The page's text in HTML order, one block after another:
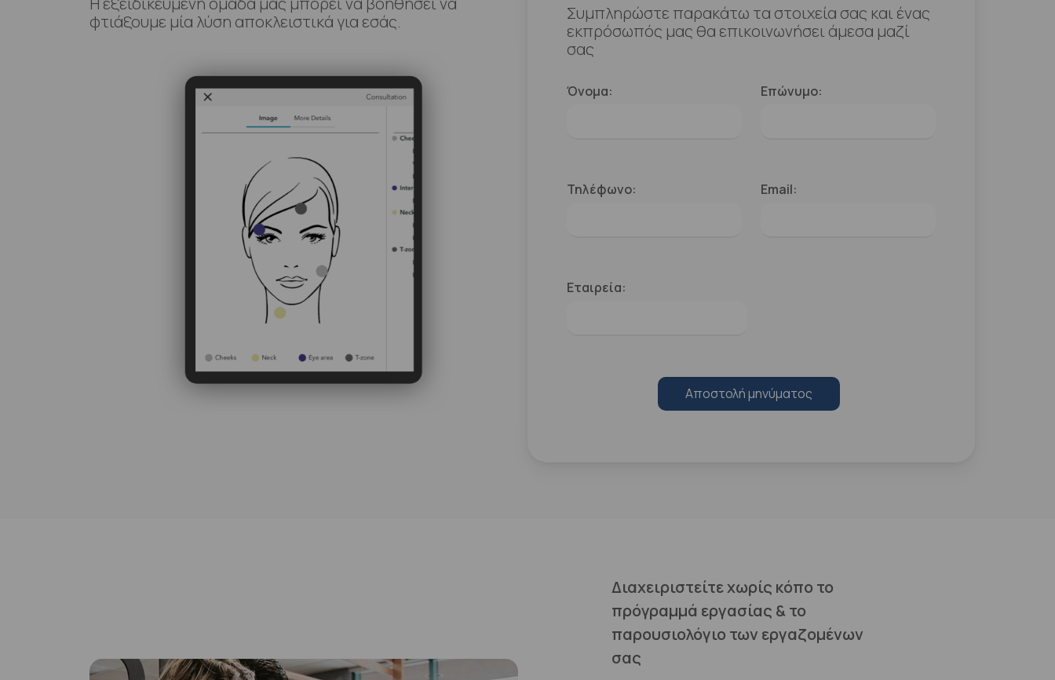
φτιάξουμε μία λύση αποκλειστικά για εσάς.
Συμπληρώστε παρακάτω τα στοιχεία σας και ένας
εκπρόσωπός μας θα επικοινωνήσει άμεσα μαζί
σας
Όνομα: Επώνυμο:
Τηλέφωνο: Email:
Εταιρεία:
Αποστολή μηνύματος
Διαχειριστείτε χωρίς κόπο το
πρόγραμμά εργασίας & το
παρουσιολόγιο των εργαζομένων
σας